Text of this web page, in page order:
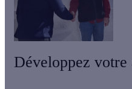
Développez